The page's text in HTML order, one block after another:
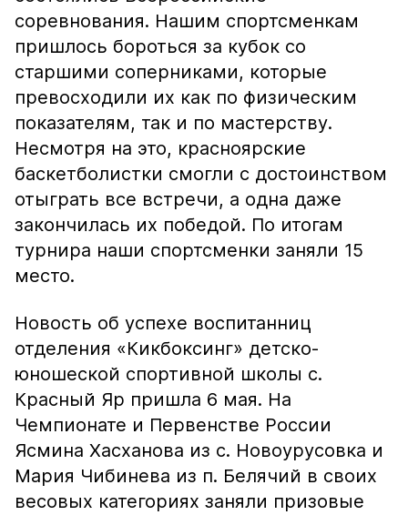
соревнования. Нашим спортсменкам
пришлось бороться за кубок со
старшими соперниками, которые
превосходили их как по физическим
показателям, так и по мастерству.
Несмотря на это, красноярские
баскетболистки смогли с достоинством
отыграть все встречи, а одна даже
закончилась их победой. По итогам
турнира наши спортсменки заняли 15
место.
Новость об успехе воспитанниц
отделения «Кикбоксинг» детско-
юношеской спортивной школы с.
Красный Яр пришла 6 мая. На
Чемпионате и Первенстве России
Ясмина Хасханова из с. Новоурусовка и
Мария Чибинева из п. Белячий в своих
весовых категориях заняли призовые